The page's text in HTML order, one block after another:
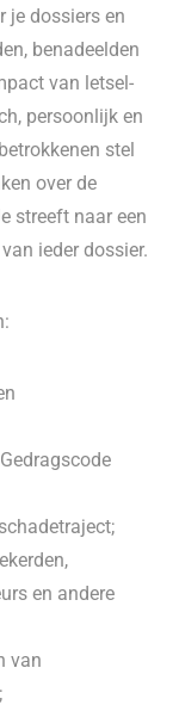
je dossiers en
benadeelden
van letsel-
persoonlijk en
stel
over de
streeft naar een
ieder dossier.
en andere
van